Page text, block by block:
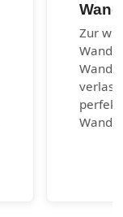
Zur
perfekt